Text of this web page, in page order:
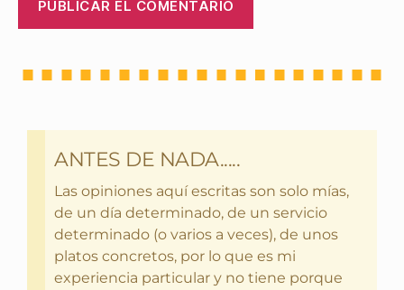
ANTES DE NADA.....
Las opiniones aquí escritas son solo mías,
de un día determinado, de un servicio
determinado (o varios a veces), de unos
platos concretos, por lo que es mi
experiencia particular y no tiene porque